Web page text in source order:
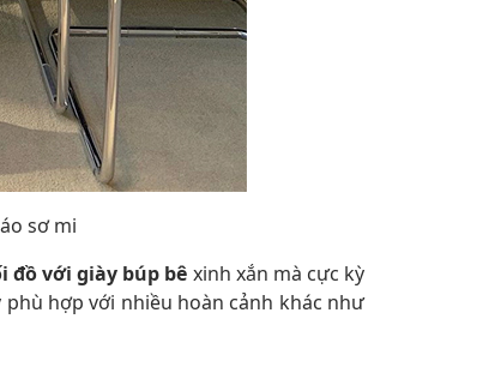
sơ mi
đồ với giày búp bê xinh xắn mà cực kỳ
hợp với nhiều hoàn cảnh khác như